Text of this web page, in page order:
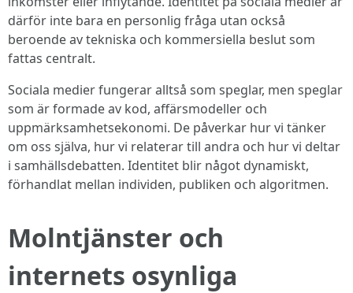
därför inte bara en personlig fråga utan också
beroende av tekniska och kommersiella beslut som
fattas centralt.
Sociala medier fungerar alltså som speglar, men speglar
som är formade av kod, affärsmodeller och
uppmärksamhetsekonomi. De påverkar hur vi tänker
om oss själva, hur vi relaterar till andra och hur vi deltar
i samhällsdebatten. Identitet blir något dynamiskt,
förhandlat mellan individen, publiken och algoritmen.
Molntjänster och
internets osynliga